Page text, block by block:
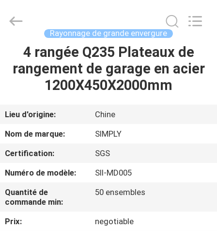
MAISON
PRODUITS
AU
SUJET
DE
VISITE
Rayonnage de grande envergure
4 rangée Q235 Plateaux de
rangement de garage en acier
1200X450X2000mm
Lieu d'origine:
Chine
Nom de marque:
SIMPLY
Certification:
SGS
Numéro de modèle:
SII-MD005
Quantité de
commande min:
50 ensembles
Prix:
negotiable